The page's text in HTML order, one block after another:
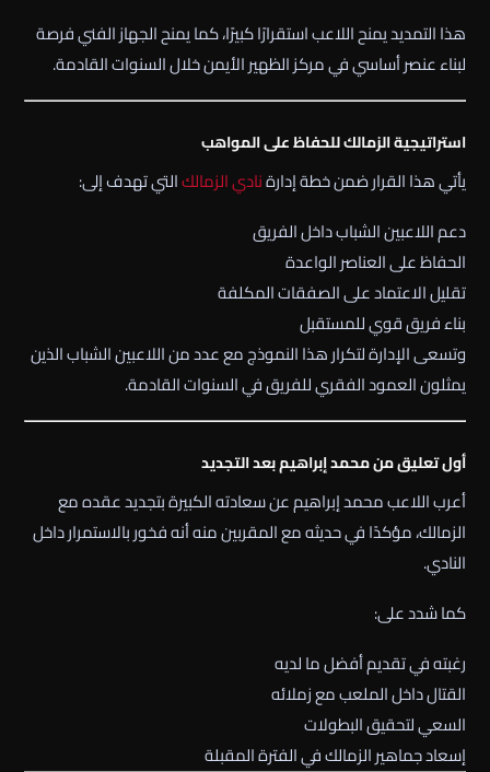
هذا التمديد يمنح اللاعب استقرارًا كبيرًا، كما يمنح الجهاز الفني فرصة
لبناء عنصر أساسي في مركز الظهير الأيمن خلال السنوات القادمة.
استراتيجية الزمالك للحفاظ على المواهب
يأتي هذا القرار ضمن خطة إدارةنادي الزمالكالتي تهدف إلى:
دعم اللاعبين الشباب داخل الفريق
الحفاظ على العناصر الواعدة
تقليل الاعتماد على الصفقات المكلفة
بناء فريق قوي للمستقبل
وتسعى الإدارة لتكرار هذا النموذج مع عدد من اللاعبين الشباب الذين
يمثلون العمود الفقري للفريق في السنوات القادمة.
أول تعليق من محمد إبراهيم بعد التجديد
أعرب اللاعب محمد إبراهيم عن سعادته الكبيرة بتجديد عقده مع
الزمالك، مؤكدًا في حديثه مع المقربين منه أنه فخور بالاستمرار داخل
النادي.
كما شدد على:
رغبته في تقديم أفضل ما لديه
القتال داخل الملعب مع زملائه
السعي لتحقيق البطولات
إسعاد جماهير الزمالك في الفترة المقبلة